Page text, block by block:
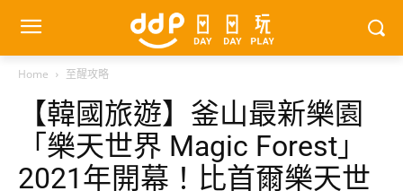
Home 至醒攻略
【韓國旅遊】釜山最新樂園
「樂天世界 Magic Forest」
2021年開幕！比首爾樂天世